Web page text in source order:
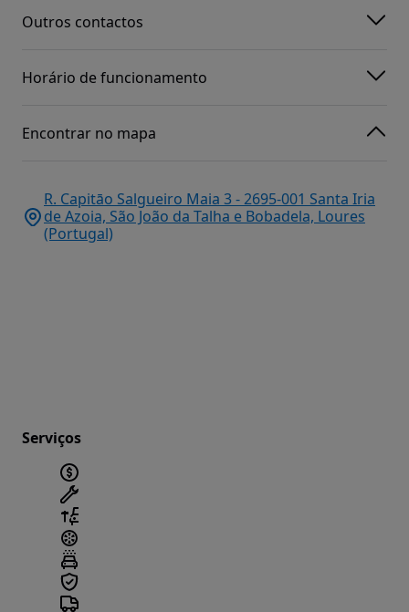
Outros contactos
Horário de funcionamento
Encontrar no mapa
R. Capitāo Salgueiro Maia 3 - 2695-001 Santa Iria
de Azoia, São João da Talha e Bobadela, Loures
(Portugal)
Serviços